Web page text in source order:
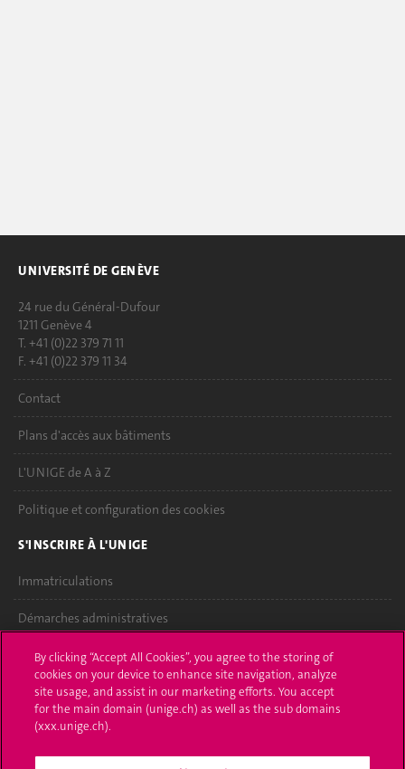
UNIVERSITÉ DE GENÈVE
24 rue du Général-Dufour
1211 Genève 4
T. +41 (0)22 379 71 11
F. +41 (0)22 379 11 34
Contact
Plans d'accès aux bâtiments
L'UNIGE de A à Z
Politique et configuration des cookies
S'INSCRIRE À L'UNIGE
Immatriculations
Démarches administratives
Poser une question
L'UNIGE VOUS INFORME
UNIGE Mobile
By clicking “Accept All Cookies”, you agree to the storing of
cookies on your device to enhance site navigation, analyze
site usage, and assist in our marketing efforts. You accept
for the main domain (unige.ch) as well as the sub domains
(xxx.unige.ch).